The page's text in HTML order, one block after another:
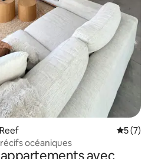
5 (7)
océaniques
avec